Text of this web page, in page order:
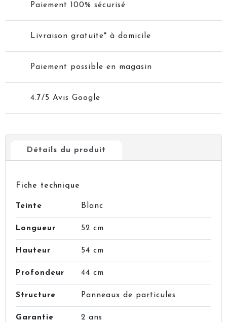
Paiement 100% sécurisé
Livraison gratuite* à domicile
Paiement possible en magasin
4.7/5 Avis Google
Détails du produit
Fiche technique
Teinte Blanc
Longueur 52 cm
Hauteur 54 cm
Profondeur 44 cm
Structure Panneaux de particules
Garantie
2 ans